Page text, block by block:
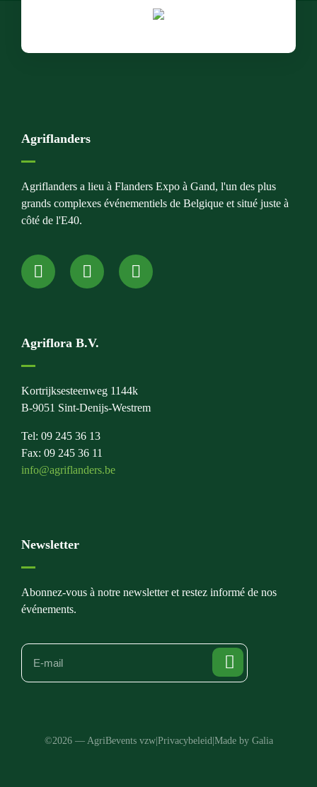
Agriflanders
Agriflanders a lieu à Flanders Expo à Gand, l'un des plus
grands complexes événementiels de Belgique et situé juste à
côté de l'E40.
Agriflora B.V.
Kortrijksesteenweg 1144k
B-9051 Sint-Denijs-Westrem
Tel: 09 245 36 13
Fax: 09 245 36 11
info@agriflanders.be
Newsletter
Abonnez-vous à notre newsletter et restez informé de nos
événements.
©2026 — AgriBevents vzw| Privacybeleid Made by Galia